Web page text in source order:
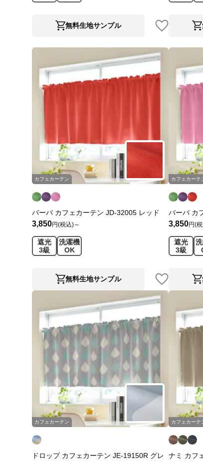
無料生地サンプル
カフェカーテン
バーバ カフェカーテン JD-32005 レッド
3,850円(税込)～
遮光
3級
洗濯機
OK
無料生地サンプル
カフェカーテ
バーバ カ
3,850円(
遮光
3級
カフェカーテン
ドロップ カフェカーテン JE-19150R グレ
カフェカーテ
ナミ カフ